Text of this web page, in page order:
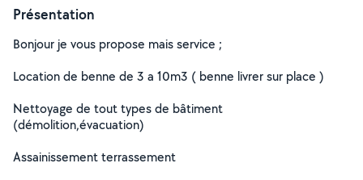
Présentation
Bonjour je vous propose mais service ;
Location de benne de 3 a 10m3 ( benne livrer sur place )
Nettoyage de tout types de bâtiment
(démolition,évacuation)
Assainissement terrassement